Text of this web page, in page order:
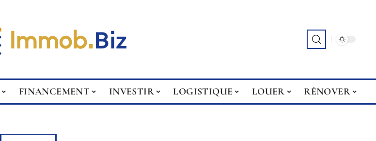
FINANCEMENT INVESTIR LOGISTIQUE LOUER RÉNOVER